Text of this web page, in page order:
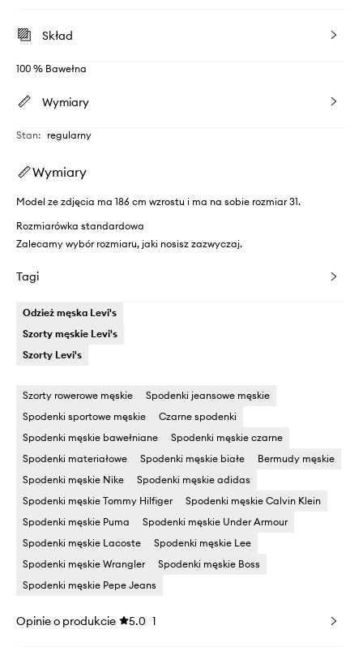
Skład
100 % Bawełna
Wymiary
Stan: regularny
Wymiary
Model ze zdjęcia ma 186 cm wzrostu i ma na sobie rozmiar 31.
Rozmiarówka standardowa
Zalecamy wybór rozmiaru, jaki nosisz zazwyczaj.
Tagi
Odzież męska Levi's
Szorty męskie Levi's
Szorty Levi's
Szorty rowerowe męskie
Spodenki jeansowe męskie
Spodenki sportowe męskie
Czarne spodenki
Spodenki męskie bawełniane
Spodenki męskie czarne
Spodenki materiałowe
Spodenki męskie białe
Bermudy męskie
Spodenki męskie Nike
Spodenki męskie adidas
Spodenki męskie Tommy Hilfiger
Spodenki męskie Calvin Klein
Spodenki męskie Puma
Spodenki męskie Under Armour
Spodenki męskie Lacoste
Spodenki męskie Lee
Spodenki męskie Wrangler
Spodenki męskie Boss
Spodenki męskie Pepe Jeans
Opinie o produkcie 5.0 1